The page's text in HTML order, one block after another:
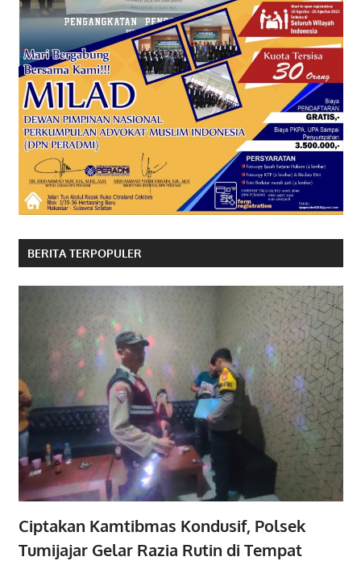
BERITA TERPOPULER
Ciptakan Kamtibmas Kondusif, Polsek
Tumijajar Gelar Razia Rutin di Tempat